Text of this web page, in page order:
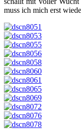
muss ich mich erst